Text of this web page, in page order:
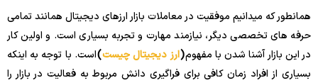
همانطور که میدانیم موفقیت در معاملات بازار ارزهای دیجیتال همانند تمامی
حرفه های تخصصی دیگر، نیازمند مهارت و تجربه بسیاری است. و اولین کار
در این بازار آشنا شدن با مفهوم(ارز دیجیتال چیست)است. با توجه به اینکه
بسیاری از افراد زمان کافی برای فراگیری دانش مربوط به فعالیت در بازار را